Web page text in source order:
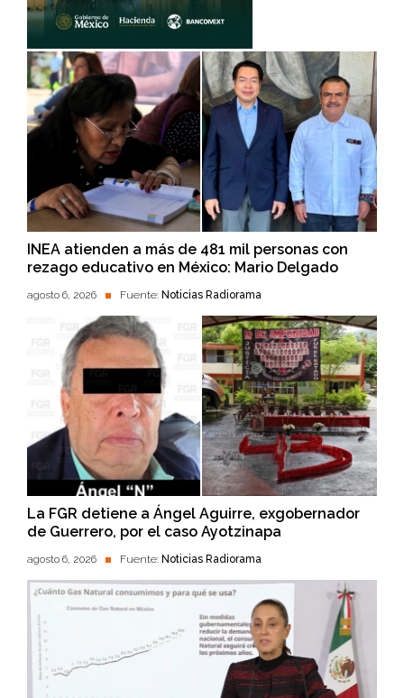
INEA atienden a más de 481 mil personas con
rezago educativo en México: Mario Delgado
agosto 6, 2026 Fuente: Noticias Radiorama
La FGR detiene a Ángel Aguirre, exgobernador
de Guerrero, por el caso Ayotzinapa
agosto 6, 2026 Fuente: Noticias Radiorama